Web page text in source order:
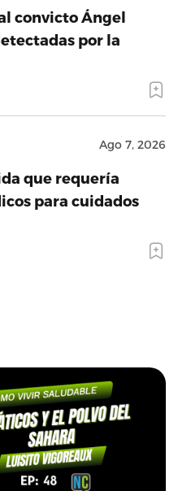
convicto Ángel
por la
Ago 7, 2026
que requería
para cuidados